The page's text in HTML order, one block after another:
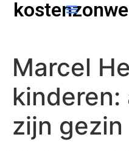
Marcel
kinderen:
zijn gezin